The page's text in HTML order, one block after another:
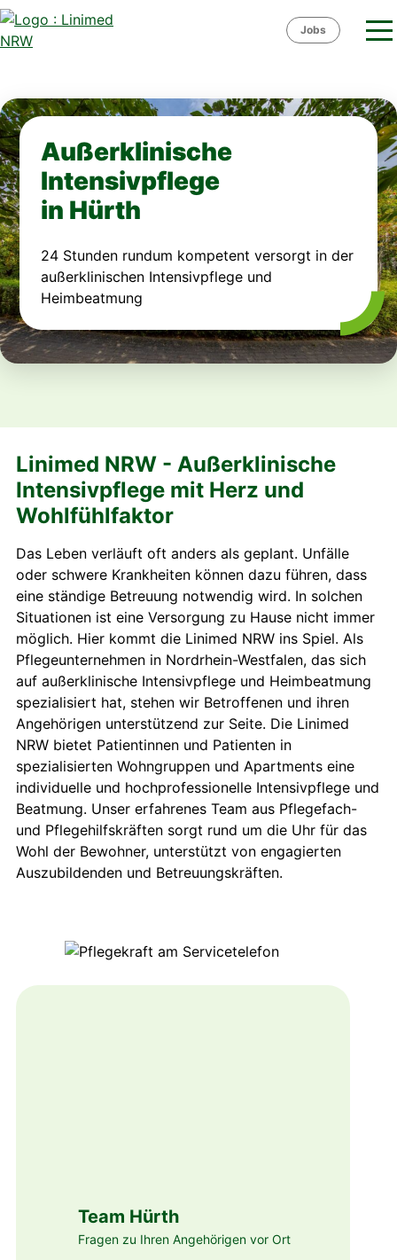
Skip
to
content
Jobs
Außerklinische
Intensivpflege
in Hürth
24 Stunden rundum kompetent versorgt in der
außerklinischen Intensivpflege und
Heimbeatmung
Linimed NRW - Außerklinische
Intensivpflege mit Herz und
Wohlfühlfaktor
Das Leben verläuft oft anders als geplant. Unfälle
oder schwere Krankheiten können dazu führen, dass
eine ständige Betreuung notwendig wird. In solchen
Situationen ist eine Versorgung zu Hause nicht immer
möglich. Hier kommt die Linimed NRW ins Spiel. Als
Pflegeunternehmen in Nordrhein-Westfalen, das sich
auf außerklinische Intensivpflege und Heimbeatmung
spezialisiert hat, stehen wir Betroffenen und ihren
Angehörigen unterstützend zur Seite. Die Linimed
NRW bietet Patientinnen und Patienten in
spezialisierten Wohngruppen und Apartments eine
individuelle und hochprofessionelle Intensivpflege und
Beatmung. Unser erfahrenes Team aus Pflegefach-
und Pflegehilfskräften sorgt rund um die Uhr für das
Wohl der Bewohner, unterstützt von engagierten
Auszubildenden und Betreuungskräften.
Team Hürth
Fragen zu Ihren Angehörigen vor Ort